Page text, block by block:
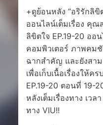
+ดูย้อนหลัง “อริรักลิขิ
ออนไลน์เต็มเรื่อง คุ
ลิขิตใจ EP.19-20 ออ
คอมพิวเตอร์ ภาพคม
ฉากสำคัญ และยังสาม
เพื่อเก็บเนื้อเรื่องให้ค
EP.19-20 ตอนที่ 19-
หลังเต็มเรื่องทาง เวล
ทาง VIU!!